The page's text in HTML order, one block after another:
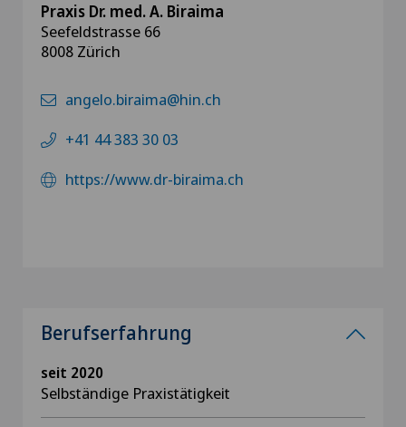
Praxis Dr. med. A. Biraima
Seefeldstrasse 66
8008 Zürich
angelo.biraima@hin.ch
+41 44 383 30 03
https://www.dr-biraima.ch
Berufserfahrung
seit 2020
Selbständige Praxistätigkeit